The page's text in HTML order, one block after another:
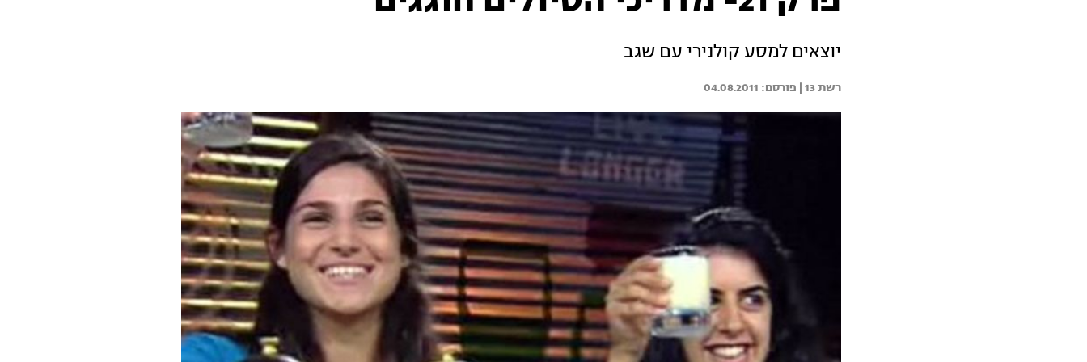
יוצאים למסע קולנירי עם שגב
רשת 13 | 04.08.2011